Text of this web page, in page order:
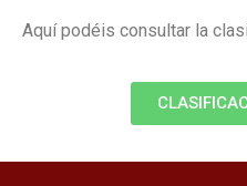
Aquí podéis consultar la